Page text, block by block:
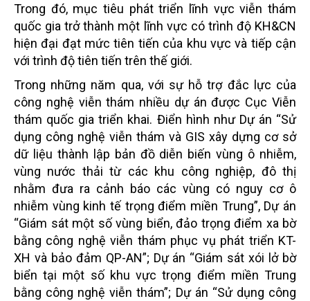
Trong đó, mục tiêu phát triển lĩnh vực viễn thám
quốc gia trở thành một lĩnh vực có trình độ KH&CN
hiện đại đạt mức tiên tiến của khu vực và tiếp cận
với trình độ tiên tiến trên thế giới.
Trong những năm qua, với sự hỗ trợ đắc lực của
công nghệ viễn thám nhiều dự án được Cục Viễn
thám quốc gia triển khai. Điển hình như Dự án “Sử
dụng công nghệ viễn thám và GIS xây dựng cơ sở
dữ liệu thành lập bản đồ diễn biến vùng ô nhiễm,
vùng nước thải từ các khu công nghiệp, đô thị
nhằm đưa ra cảnh báo các vùng có nguy cơ ô
nhiễm vùng kinh tế trọng điểm miền Trung”, Dự án
“Giám sát một số vùng biển, đảo trọng điểm xa bờ
bằng công nghệ viễn thám phục vụ phát triển KT-
XH và bảo đảm QP-AN”; Dự án “Giám sát xói lở bờ
biển tại một số khu vực trọng điểm miền Trung
bằng công nghệ viễn thám”; Dự án “Sử dụng công